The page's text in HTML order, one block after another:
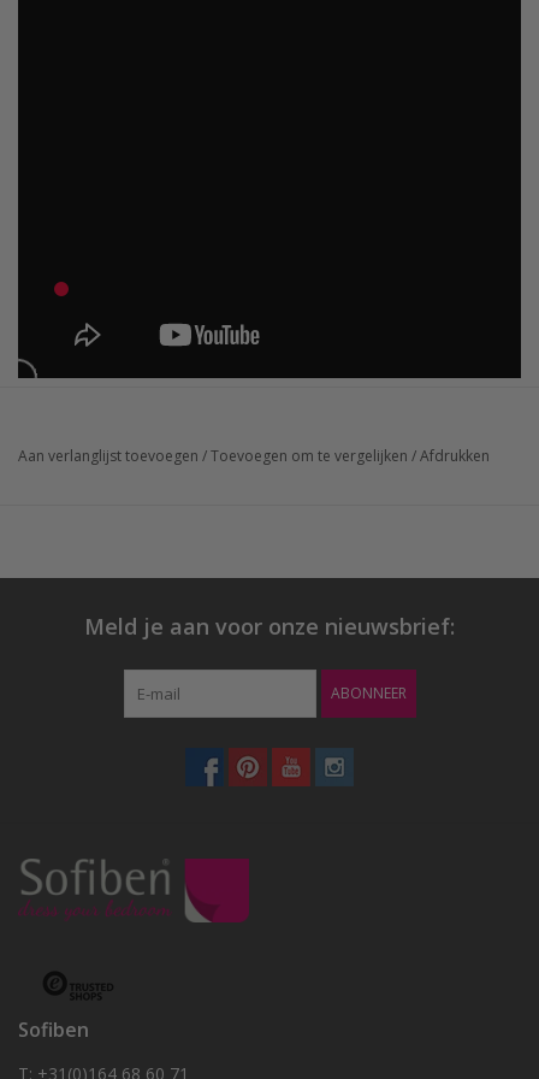
Aan verlanglijst toevoegen /Toevoegen om te vergelijken /Afdrukken
Meld je aan voor onze nieuwsbrief:
ABONNEER
Sofiben
T: +31(0)164 68 60 71